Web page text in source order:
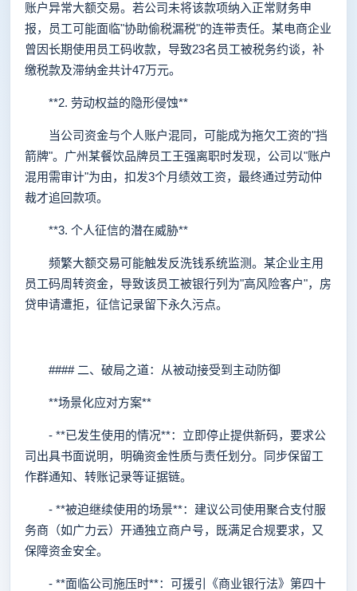
账户异常大额交易。若公司未将该款项纳入正常财务申
报，员工可能面临"协助偷税漏税"的连带责任。某电商企业
曾因长期使用员工码收款，导致23名员工被税务约谈，补
缴税款及滞纳金共计47万元。
**2. 劳动权益的隐形侵蚀**
当公司资金与个人账户混同，可能成为拖欠工资的"挡
箭牌"。广州某餐饮品牌员工王强离职时发现，公司以"账户
混用需审计"为由，扣发3个月绩效工资，最终通过劳动仲
裁才追回款项。
**3. 个人征信的潜在威胁**
频繁大额交易可能触发反洗钱系统监测。某企业主用
员工码周转资金，导致该员工被银行列为"高风险客户"，房
贷申请遭拒，征信记录留下永久污点。
#### 二、破局之道：从被动接受到主动防御
**场景化应对方案**
- **已发生使用的情况**：立即停止提供新码，要求公
司出具书面说明，明确资金性质与责任划分。同步保留工
作群通知、转账记录等证据链。
- **被迫继续使用的场景**：建议公司使用聚合支付服
务商（如广力云）开通独立商户号，既满足合规要求，又
保障资金安全。
- **面临公司施压时**：可援引《商业银行法》第四十